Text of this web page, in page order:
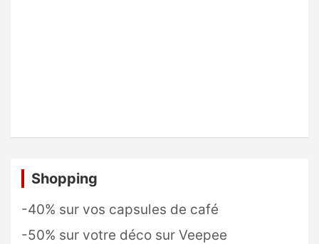
Shopping
-40% sur vos capsules de café
-50% sur votre déco sur Veepee